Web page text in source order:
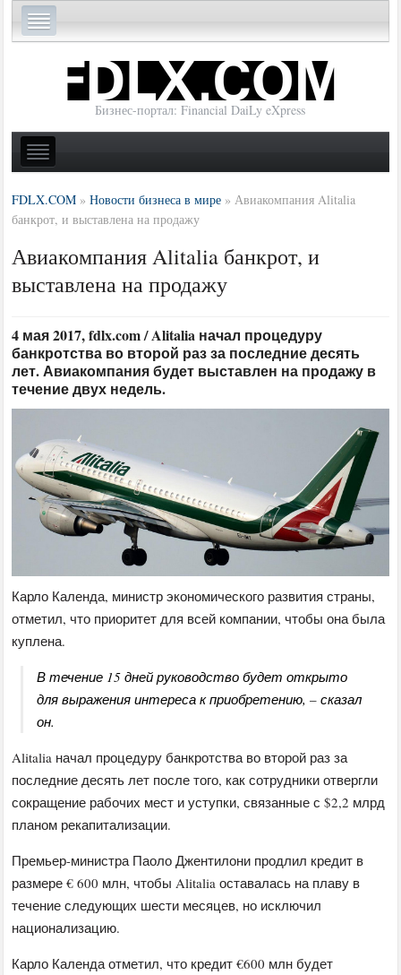
Бизнес-портал: Financial DaiLy eXpress
FDLX.COM »Новости бизнеса в мире » Авиакомпания Alitalia
банкрот, и выставлена на продажу
Авиакомпания Alitalia банкрот, и
выставлена на продажу
4 мая 2017, fdlx.com / Alitalia начал процедуру
банкротства во второй раз за последние десять
лет. Авиакомпания будет выставлен на продажу в
течение двух недель.
Карло Календа, министр экономического развития страны,
отметил, что приоритет для всей компании, чтобы она была
куплена.
В течение 15 дней руководство будет открыто
для выражения интереса к приобретению, – сказал
он.
Alitalia начал процедуру банкротства во второй раз за
последние десять лет после того, как сотрудники отвергли
сокращение рабочих мест и уступки, связанные с $2,2 млрд
планом рекапитализации.
Премьер-министра Паоло Джентилони продлил кредит в
размере € 600 млн, чтобы Alitalia оставалась на плаву в
течение следующих шести месяцев, но исключил
национализацию.
Карло Календа отметил, что кредит €600 млн будет